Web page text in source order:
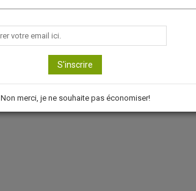
S'inscrire
Non merci, je ne souhaite pas économiser!